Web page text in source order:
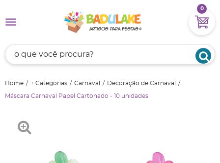
0
Home + Categorias Carnaval Decoração de Carnaval
Máscara Carnaval Papel Cartonado - 10 unidades